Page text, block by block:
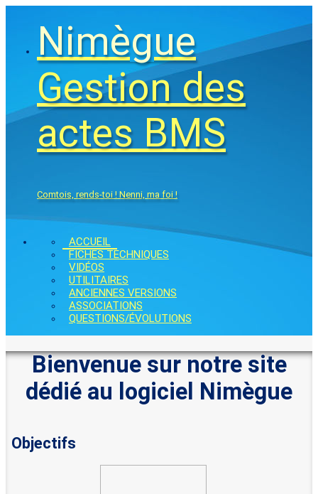
Nimègue
Gestion des
actes BMS
Comtois, rends-toi ! Nenni, ma foi !
ACCUEIL
FICHES TECHNIQUES
VIDÉOS
UTILITAIRES
ANCIENNES VERSIONS
ASSOCIATIONS
QUESTIONS/ÉVOLUTIONS
Bienvenue sur notre site
dédié au logiciel Nimègue
Objectifs